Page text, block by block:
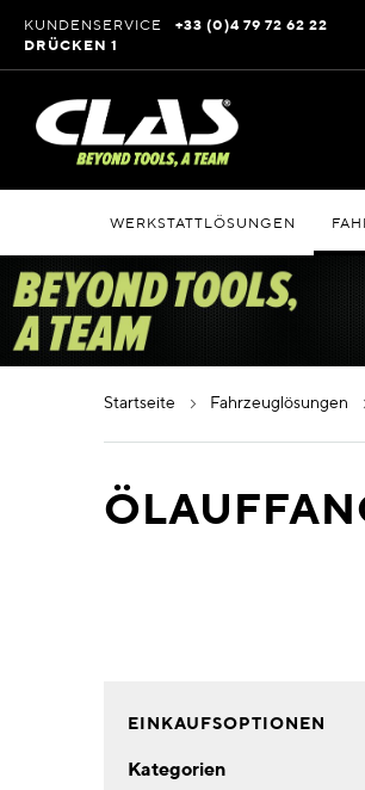
Inhalt
springen
KUNDENSERVICE
+33 (0)4 79 72 62 22
DRÜCKEN 1
WERKSTATTLÖSUNGEN
startseite fahrzeuglösungen
EINKAUFSOPTIONEN
Kategorien